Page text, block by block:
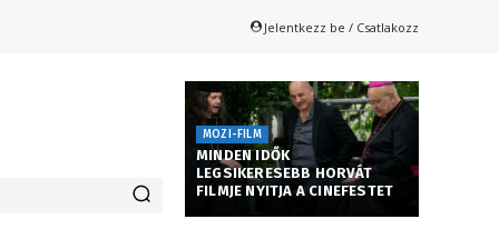
Jelentkezz be / Csatlakozz
MOZI-FILM
MINDEN IDŐK
LEGSIKERESEBB HORVÁT
FILMJE NYITJA A CINEFESTET